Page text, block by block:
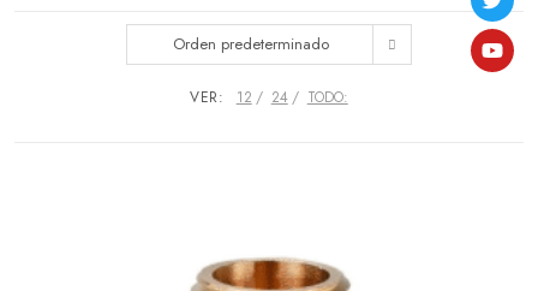
Orden predeterminado
VER: 12 24 TODO: